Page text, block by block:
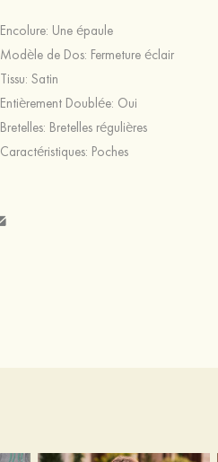
Encolure: Une épaule
Modèle de Dos: Fermeture éclair
Tissu: Satin
Entièrement Doublée: Oui
Bretelles: Bretelles régulières
Caractéristiques: Poches